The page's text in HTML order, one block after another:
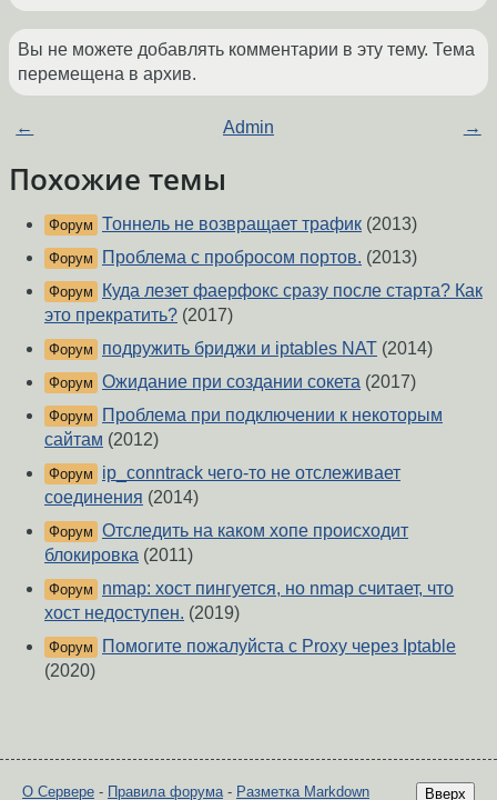
Вы не можете добавлять комментарии в эту тему. Тема
перемещена в архив.
← Admin →
Похожие темы
Форум Тоннель не возвращает трафик (2013)
Форум Проблема с пробросом портов. (2013)
Форум
Куда лезет фаерфокс сразу после старта? Как
это прекратить? (2017)
Форум подружить бриджи и iptables NAT (2014)
Форум Ожидание при создании сокета (2017)
Форум
Проблема при подключении к некоторым
сайтам (2012)
Форум
ip_conntrack чего-то не отслеживает
соединения (2014)
Форум Отследить на каком хопе происходит
блокировка (2011)
Форум
nmap: хост пингуется, но nmap считает, что
хост недоступен. (2019)
Форум
Помогите пожалуйста с Proxy через Iptable
(2020)
Вверх
О Сервере - Правила форума- Разметка Markdown